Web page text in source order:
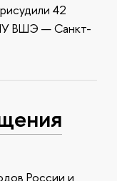
42
ВШЭ — Санкт-
России и